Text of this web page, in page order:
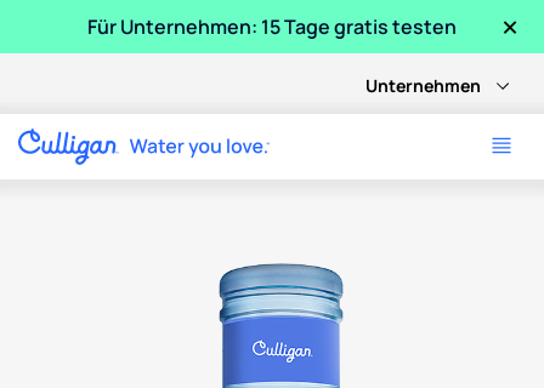
Für Unternehmen: 15 Tage gratis testen ×
Unternehmen